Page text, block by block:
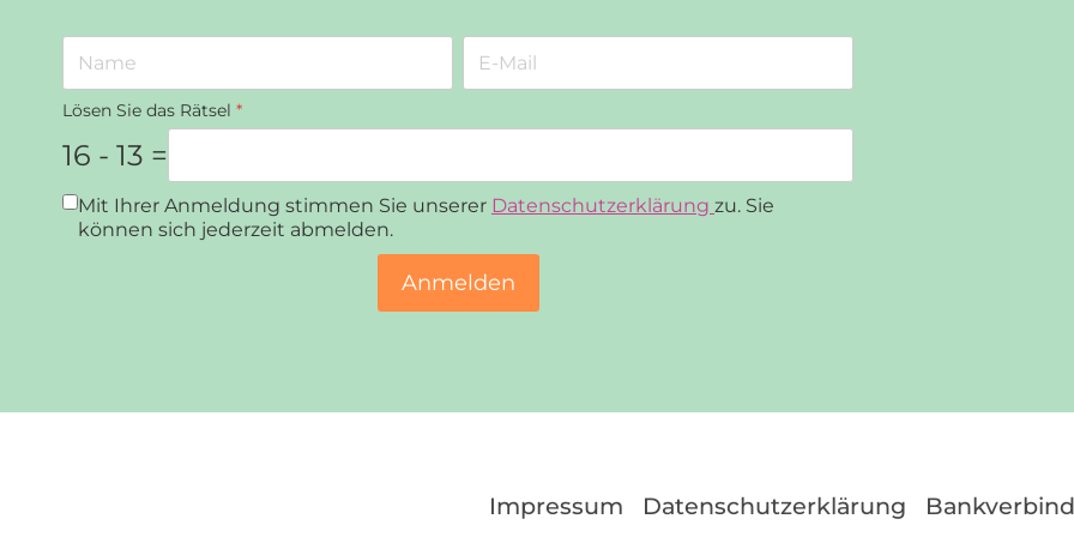
Lösen Sie das Rätsel *
16 - 13 =
Datenschutz*
Mit Ihrer Anmeldung stimmen Sie unserer Datenschutzerklärung zu. Sie
können sich jederzeit abmelden.
Anmelden
Impressum Datenschutzerklärung